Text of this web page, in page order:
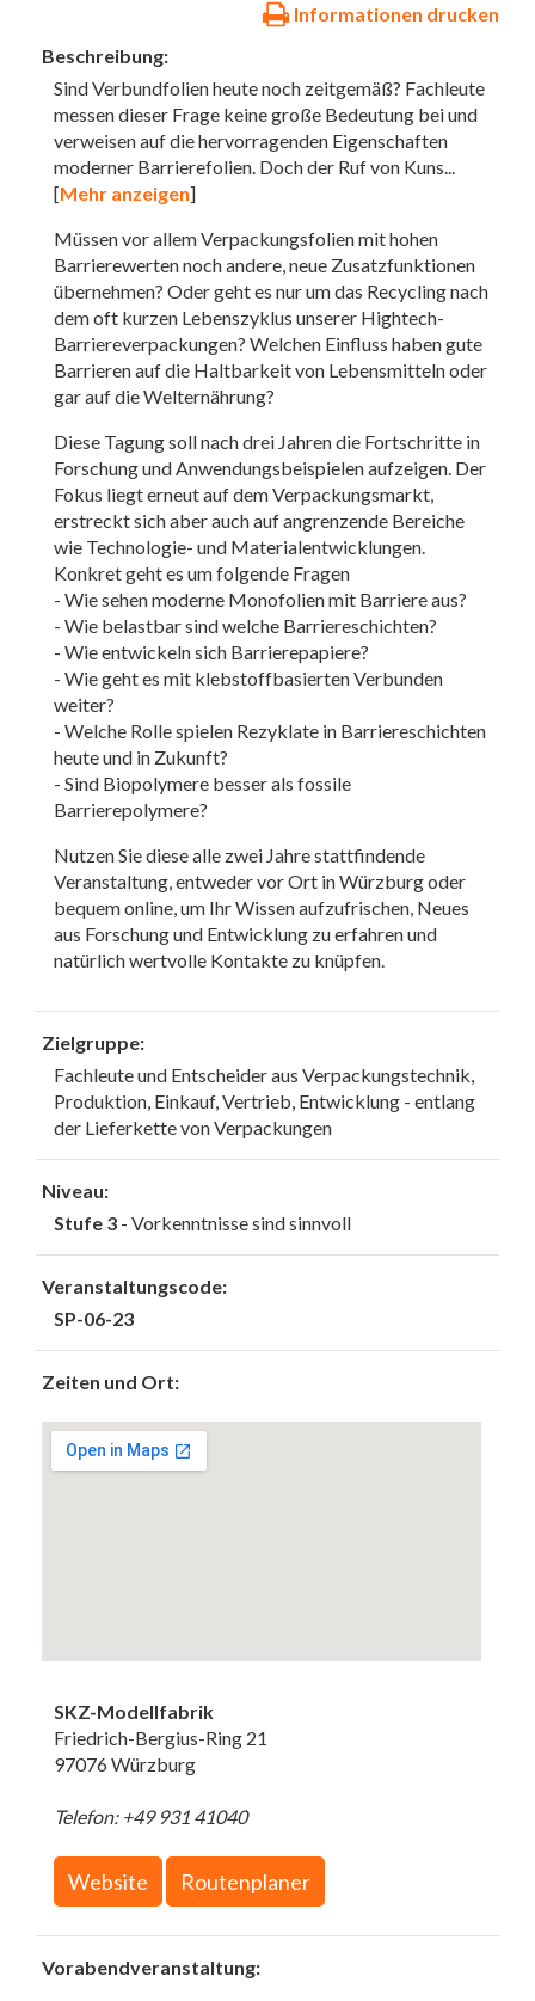
Informationen drucken
Beschreibung:
Sind Verbundfolien heute noch zeitgemäß? Fachleute
messen dieser Frage keine große Bedeutung bei und
verweisen auf die hervorragenden Eigenschaften
moderner Barrierefolien. Doch der Ruf von Kuns...
[Mehr anzeigen]
Müssen vor allem Verpackungsfolien mit hohen
Barrierewerten noch andere, neue Zusatzfunktionen
übernehmen? Oder geht es nur um das Recycling nach
dem oft kurzen Lebenszyklus unserer Hightech-
Barriereverpackungen? Welchen Einfluss haben gute
Barrieren auf die Haltbarkeit von Lebensmitteln oder
gar auf die Welternährung?
Diese Tagung soll nach drei Jahren die Fortschritte in
Forschung und Anwendungsbeispielen aufzeigen. Der
Fokus liegt erneut auf dem Verpackungsmarkt,
erstreckt sich aber auch auf angrenzende Bereiche
wie Technologie- und Materialentwicklungen.
Konkret geht es um folgende Fragen
- Wie sehen moderne Monofolien mit Barriere aus?
- Wie belastbar sind welche Barriereschichten?
- Wie entwickeln sich Barrierepapiere?
- Wie geht es mit klebstoffbasierten Verbunden
weiter?
- Welche Rolle spielen Rezyklate in Barriereschichten
heute und in Zukunft?
- Sind Biopolymere besser als fossile
Barrierepolymere?
Nutzen Sie diese alle zwei Jahre stattfindende
Veranstaltung, entweder vor Ort in Würzburg oder
bequem online, um Ihr Wissen aufzufrischen, Neues
aus Forschung und Entwicklung zu erfahren und
natürlich wertvolle Kontakte zu knüpfen.
Zielgruppe:
Fachleute und Entscheider aus Verpackungstechnik,
Produktion, Einkauf, Vertrieb, Entwicklung - entlang
der Lieferkette von Verpackungen
Niveau:
Stufe 3 - Vorkenntnisse sind sinnvoll
Veranstaltungscode:
SP-06-23
Zeiten und Ort:
SKZ-Modellfabrik
Friedrich-Bergius-Ring 21
97076 Würzburg
Telefon: +49 931 41040
Website Routenplaner
Vorabendveranstaltung: